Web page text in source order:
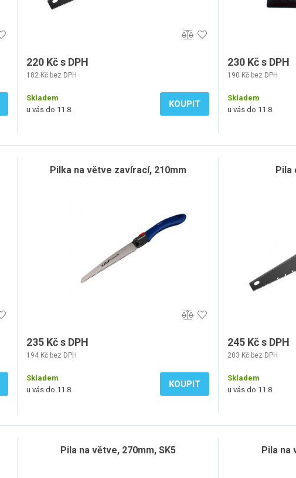
220 Kč s DPH
182 Kč bez DPH
Skladem
u vás do 11.8.
KOUPIT
230 Kč s DPH
190 Kč bez DPH
Skladem
u vás do 11.8.
Pilka na větve zavírací, 210mm
235 Kč s DPH
194 Kč bez DPH
Skladem
u vás do 11.8.
KOUPIT
Pila
245 Kč s DPH
203 Kč bez DPH
Skladem
u vás do 11.8.
Pila na větve, 270mm, SK5 Pila na